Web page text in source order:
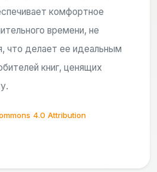
комфортное
времени, не
что делает ее идеальным
книг, ценящих
4.0 Attribution